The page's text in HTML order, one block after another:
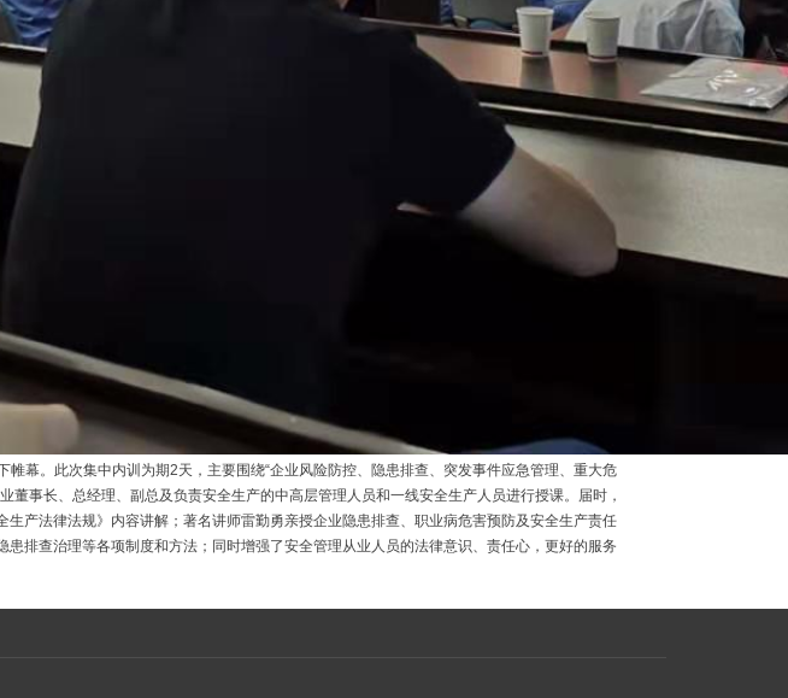
幕。此次集中内训为期2天，主要围绕“企业风险防控、隐患排查、突发事件应急管理、重大危
事长、总经理、副总及负责安全生产的中高层管理人员和一线安全生产人员进行授课。届时，
产法律法规》内容讲解；著名讲师雷勤勇亲授企业隐患排查、职业病危害预防及安全生产责任
排查治理等各项制度和方法；同时增强了安全管理从业人员的法律意识、责任心，更好的服务